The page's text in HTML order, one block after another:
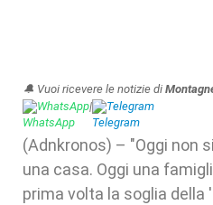
🔔 Vuoi ricevere le notizie di
WhatsApp| Telegram
(Adnkronos) – "Oggi non
una casa. Oggi una
prima volta la soglia della